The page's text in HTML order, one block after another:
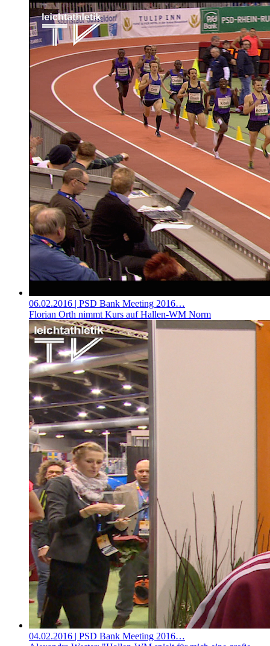
06.02.2016 | PSD Bank Meeting 2016…
Florian Orth nimmt Kurs auf Hallen-WM Norm
04.02.2016 | PSD Bank Meeting 2016…